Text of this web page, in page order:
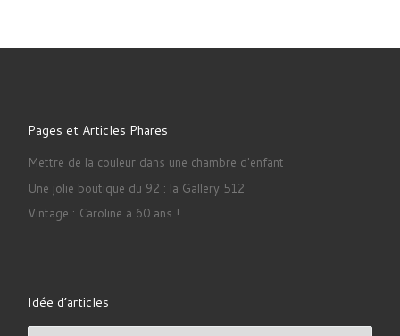
Pages et Articles Phares
Mettre de la couleur dans une chambre d'enfant
Une jolie boutique du 92 : la Gallery 512
Vintage : Caroline a 60 ans !
Idée d’articles